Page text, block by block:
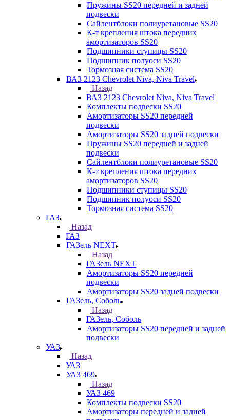
Пружины SS20 передней и задней
подвески
Сайлентблоки полиуретановые SS20
К-т крепления штока передних
амортизаторов SS20
Подшипники ступицы SS20
Подшипник полуоси SS20
Тормозная система SS20
ВАЗ 2123 Chevrolet Niva, Niva Travel
Назад
ВАЗ 2123 Chevrolet Niva, Niva Travel
Комплекты подвески SS20
Амортизаторы SS20 передней
подвески
Амортизаторы SS20 задней подвески
Пружины SS20 передней и задней
подвески
Сайлентблоки полиуретановые SS20
К-т крепления штока передних
амортизаторов SS20
Подшипники ступицы SS20
Подшипник полуоси SS20
Тормозная система SS20
ГАЗ
Назад
ГАЗ
ГАЗель NEXT
Назад
ГАЗель NEXT
Амортизаторы SS20 передней
подвески
Амортизаторы SS20 задней подвески
ГАЗель, Соболь
Назад
ГАЗель, Соболь
Амортизаторы SS20 передней и задней
подвески
УАЗ
Назад
УАЗ
УАЗ 469
Назад
УАЗ 469
Комплекты подвески SS20
Амортизаторы передней и задней